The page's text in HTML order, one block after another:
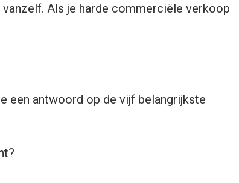
Als je harde commerciële verkoop
een antwoord op de vijf belangrijkste